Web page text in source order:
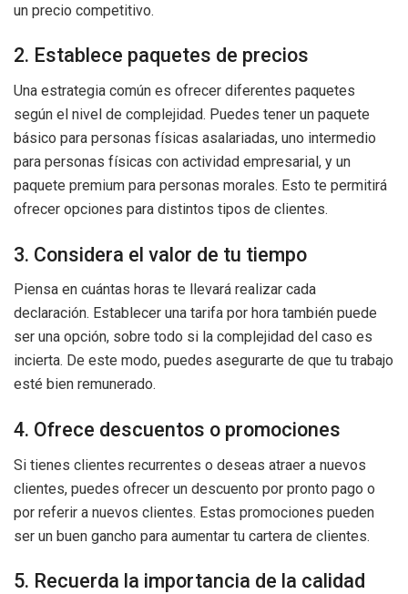
un precio competitivo.
2. Establece paquetes de precios
Una estrategia común es ofrecer diferentes paquetes
según el nivel de complejidad. Puedes tener un paquete
básico para personas físicas asalariadas, uno intermedio
para personas físicas con actividad empresarial, y un
paquete premium para personas morales. Esto te permitirá
ofrecer opciones para distintos tipos de clientes.
3. Considera el valor de tu tiempo
Piensa en cuántas horas te llevará realizar cada
declaración. Establecer una tarifa por hora también puede
ser una opción, sobre todo si la complejidad del caso es
incierta. De este modo, puedes asegurarte de que tu trabajo
esté bien remunerado.
4. Ofrece descuentos o promociones
Si tienes clientes recurrentes o deseas atraer a nuevos
clientes, puedes ofrecer un descuento por pronto pago o
por referir a nuevos clientes. Estas promociones pueden
ser un buen gancho para aumentar tu cartera de clientes.
5. Recuerda la importancia de la calidad